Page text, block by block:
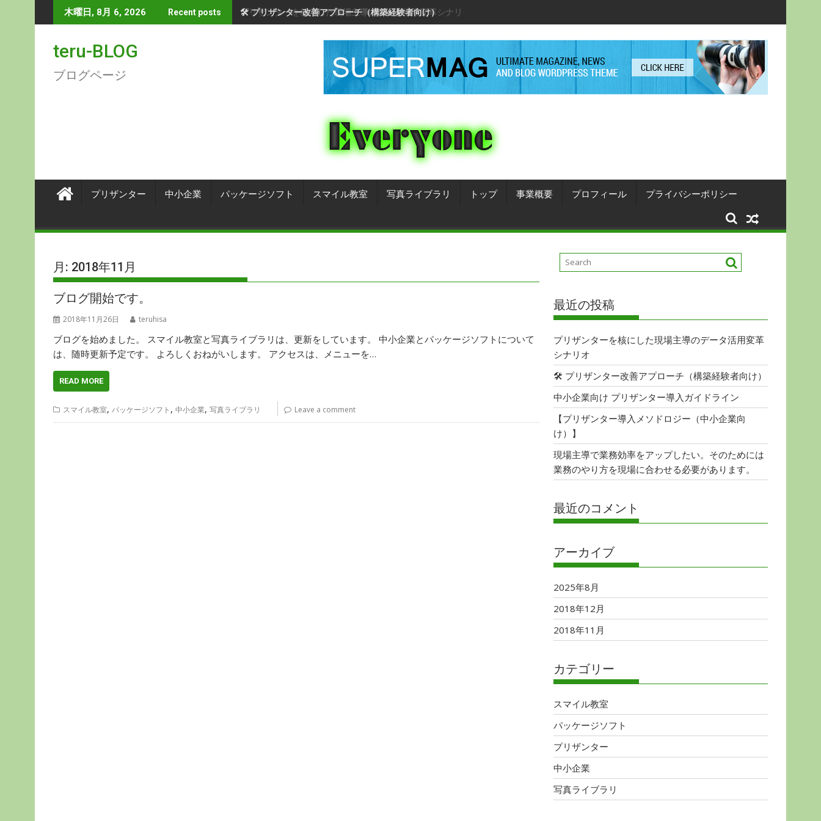
to
木曜日, 8月 6, 2026 Recent posts 🛠 プリザンター改善アプローチ（構築経験者向け）
teru-BLOG
ブログページ
プリザンター 中小企業 パッケージソフト スマイル教室 写真ライブラリ トップ 事業概要 プロフィール プライバシーポリシー
月: 2018年11月
ブログ開始です。
2018年11月26日 teruhisa
ブログを始めました。 スマイル教室と写真ライブラリは、更新をしています。 中小企業とパッケージソフトについて
は、随時更新予定です。 よろしくおねがいします。 アクセスは、メニューを…
READ MORE
スマイル教室, パッケージソフト , 中小企業, 写真ライブラリ Leave a comment
最近の投稿
プリザンターを核にした現場主導のデータ活用変革
シナリオ
🛠 プリザンター改善アプローチ（構築経験者向け）
中小企業向け プリザンター導入ガイドライン
【プリザンター導入メソドロジー（中小企業向
け）】
現場主導で業務効率をアップしたい。そのためには
業務のやり方を現場に合わせる必要があります。
最近のコメント
アーカイブ
2025年8月
2018年12月
2018年11月
カテゴリー
スマイル教室
パッケージソフト
プリザンター
中小企業
写真ライブラリ